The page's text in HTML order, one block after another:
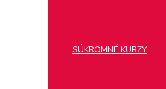
SÚKROMNÉ KURZY